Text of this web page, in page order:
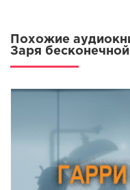
Похожие
Заря